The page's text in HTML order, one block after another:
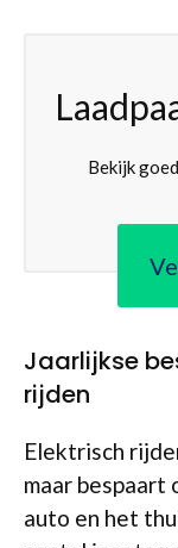
Bekijk
Jaarlijkse
rijden
Elektrisch
maar bespaart
auto en het